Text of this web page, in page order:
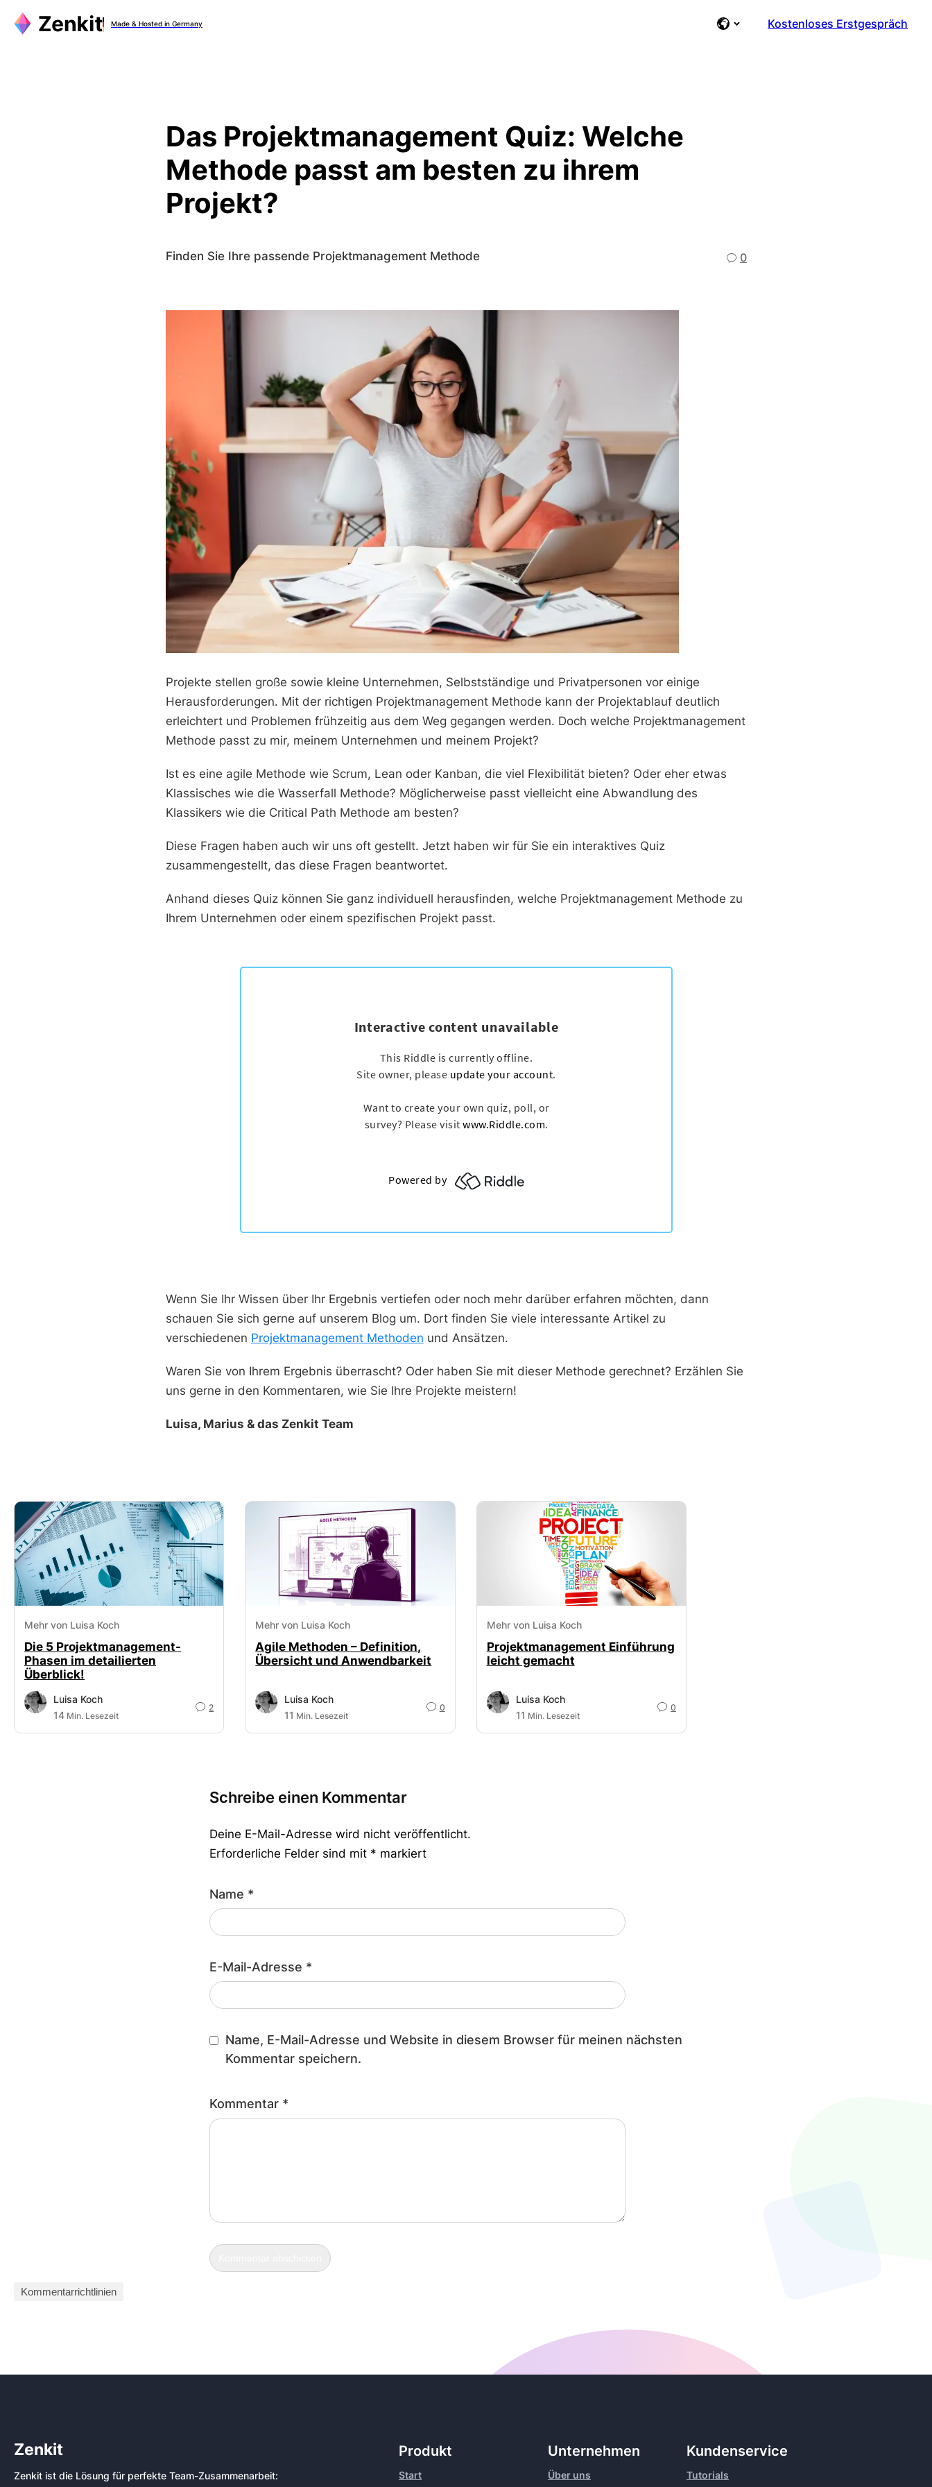
Zum
Inhalt
Made & Hosted in Germany Kostenloses Erstgespräch
Das Projektmanagement Quiz: Welche
Methode passt am besten zu ihrem
Projekt?
Finden Sie Ihre passende Projektmanagement Methode 0
Projekte stellen große sowie kleine Unternehmen, Selbstständige und Privatpersonen vor einige
Herausforderungen. Mit der richtigen Projektmanagement Methode kann der Projektablauf deutlich
erleichtert und Problemen frühzeitig aus dem Weg gegangen werden. Doch welche Projektmanagement
Methode passt zu mir, meinem Unternehmen und meinem Projekt?
Ist es eine agile Methode wie Scrum, Lean oder Kanban, die viel Flexibilität bieten? Oder eher etwas
Klassisches wie die Wasserfall Methode? Möglicherweise passt vielleicht eine Abwandlung des
Klassikers wie die Critical Path Methode am besten?
Diese Fragen haben auch wir uns oft gestellt. Jetzt haben wir für Sie ein interaktives Quiz
zusammengestellt, das diese Fragen beantwortet.
Anhand dieses Quiz können Sie ganz individuell herausfinden, welche Projektmanagement Methode zu
Ihrem Unternehmen oder einem spezifischen Projekt passt.
Wenn Sie Ihr Wissen über Ihr Ergebnis vertiefen oder noch mehr darüber erfahren möchten, dann
schauen Sie sich gerne auf unserem Blog um. Dort finden Sie viele interessante Artikel zu
verschiedenen Projektmanagement Methoden und Ansätzen.
Waren Sie von Ihrem Ergebnis überrascht? Oder haben Sie mit dieser Methode gerechnet? Erzählen Sie
uns gerne in den Kommentaren, wie Sie Ihre Projekte meistern!
Luisa, Marius & das Zenkit Team
Mehr von Luisa Koch
Die 5 Projektmanagement-
Phasen im detailierten
Überblick!
Luisa Koch
14 Min. Lesezeit
2
Mehr von Luisa Koch
Agile Methoden – Definition,
Übersicht und Anwendbarkeit
Luisa Koch
11 Min. Lesezeit
0
Mehr von Luisa Koch
Projektmanagement Einführung
leicht gemacht
Luisa Koch
11 Min. Lesezeit
0
Schreibe einen Kommentar
Deine E-Mail-Adresse wird nicht veröffentlicht.
Erforderliche Felder sind mit * markiert
Kommentar *
Name *
E-Mail-Adresse *
Name, E-Mail-Adresse und Website in diesem Browser für meinen nächsten
Kommentar speichern.
Kommentarrichtlinien
Zenkit
Zenkit ist die Lösung für perfekte Team-Zusammenarbeit:
Produkt
Start
Unternehmen
Über uns
Kundenservice
Tutorials